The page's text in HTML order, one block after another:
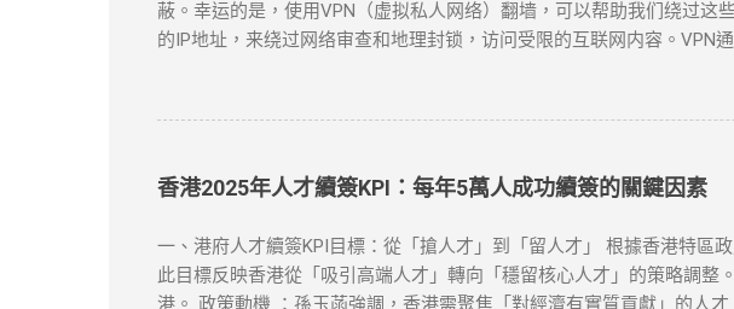
蔽。幸运的是，使用VPN（虚拟私人网络）翻墙，可以帮助我们绕过这
的IP地址，来绕过网络审查和地理封锁，访问受限的互联网内容。VPN
方案。 如何选择合适的VPN工具？ 选择VPN时，有几个因素需要考虑
务，它们不仅在突破地域限制方面表现出色，而且能够提供强大的安
下载并安装VPN客户端 ：选择你喜欢的VPN服务商，下载安装客户端
：如果VPN无法连接，首先检查服务器是否正常，或者尝试更换一个服
到VPN连接并限制访问。如果出现这种情况，尝试更换不同的服务器
慢，可以尝试切换到不同的VPN服务器，或者选择具有更高速度的
香港2025年人才續簽KPI：每年5萬人成功續簽的關鍵因素
一、港府人才續簽KPI目標：從「搶人才」到「留人才」 根據香港特區
此目標反映香港從「吸引高端人才」轉向「穩留核心人才」的策略調
港。 政策動機 ：孫玉菡強調，香港需聚焦「對經濟有實質貢獻」的人